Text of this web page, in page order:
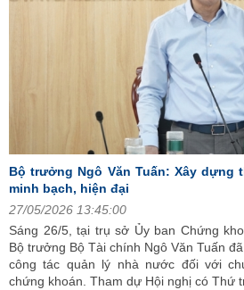
Bộ trưởng Ngô Văn Tuấn: Xây
minh bạch, hiện đại
27/05/2026 13:45:00
Sáng 26/5, tại trụ sở Ủy ban Chứng
Bộ trưởng Bộ Tài chính Ngô Văn Tuấn
công tác quản lý nhà nước đối với
chứng khoán. Tham dự Hội nghị có Thứ